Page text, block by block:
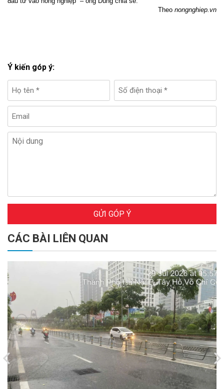
Theo nongnghiep.vn
Ý kiến góp ý:
GỬI GÓP Ý
CÁC BÀI LIÊN QUAN